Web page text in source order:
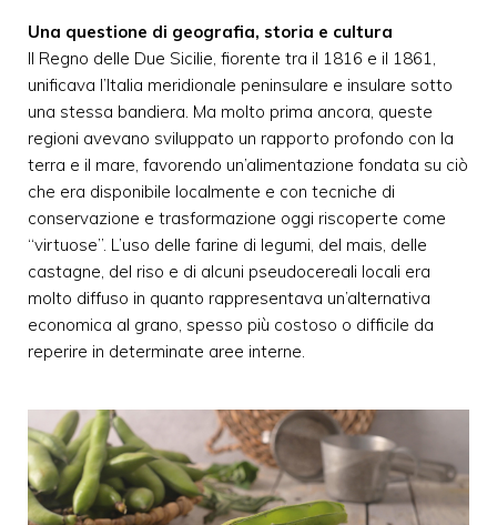
Una questione di geografia, storia e cultura
Il Regno delle Due Sicilie, fiorente tra il 1816 e il 1861,
unificava l’Italia meridionale peninsulare e insulare sotto
una stessa bandiera. Ma molto prima ancora, queste
regioni avevano sviluppato un rapporto profondo con la
terra e il mare, favorendo un’alimentazione fondata su ciò
che era disponibile localmente e con tecniche di
conservazione e trasformazione oggi riscoperte come
“virtuose”. L’uso delle farine di legumi, del mais, delle
castagne, del riso e di alcuni pseudocereali locali era
molto diffuso in quanto rappresentava un’alternativa
economica al grano, spesso più costoso o difficile da
reperire in determinate aree interne.